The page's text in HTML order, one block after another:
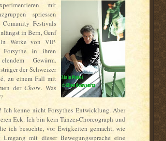
mit
spriessen
Festivals
in Bern, Genf
Werke von VIP-
Forsythe in ihren
Gewürm.
der Schweizer
zu einem Fall mit
der Chore. Was
Ich kenne nicht Forsythes Entwicklung. Aber
Eck. Ich bin kein Tänzer-Choreograph und
ich besuchte, vor Ewigkeiten gemacht, wie
mit dieser Bewegungssprache eine